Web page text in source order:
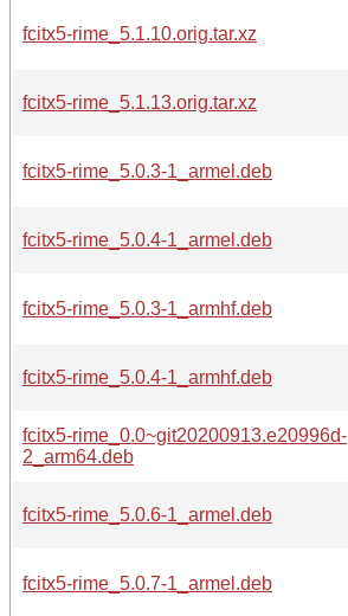
fcitx5-rime_5.1.10.orig.tar.xz
fcitx5-rime_5.1.13.orig.tar.xz
fcitx5-rime_5.0.3-1_armel.deb
fcitx5-rime_5.0.4-1_armel.deb
fcitx5-rime_5.0.3-1_armhf.deb
fcitx5-rime_5.0.4-1_armhf.deb
fcitx5-rime_0.0~git20200913.e20996d-
2_arm64.deb
fcitx5-rime_5.0.6-1_armel.deb
fcitx5-rime_5.0.7-1_armel.deb